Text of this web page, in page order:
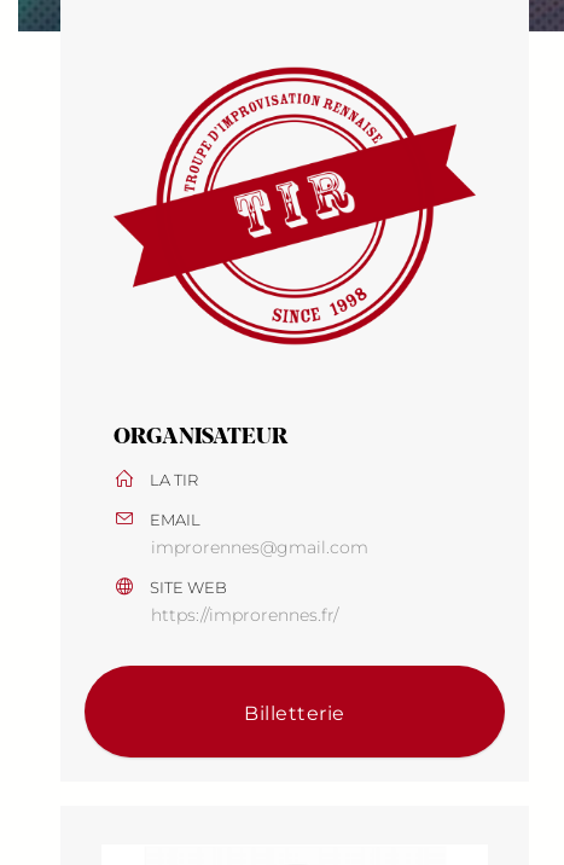
ORGANISATEUR
LA TIR
EMAIL
improrennes@gmail.com
SITE WEB
https://improrennes.fr/
Billetterie